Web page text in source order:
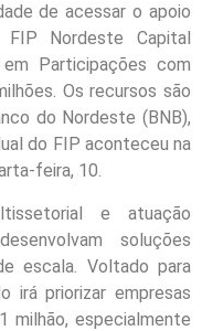
de acessar o apoio
Nordeste Capital
Participações com
Os recursos são
do Nordeste (BNB),
do FIP aconteceu na
feira, 10.
e atuação
soluções
escala. Voltado para
irá priorizar empresas
milhão, especialmente